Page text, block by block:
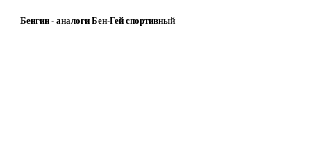
Бенгин - аналоги Бен-Гей спортивный